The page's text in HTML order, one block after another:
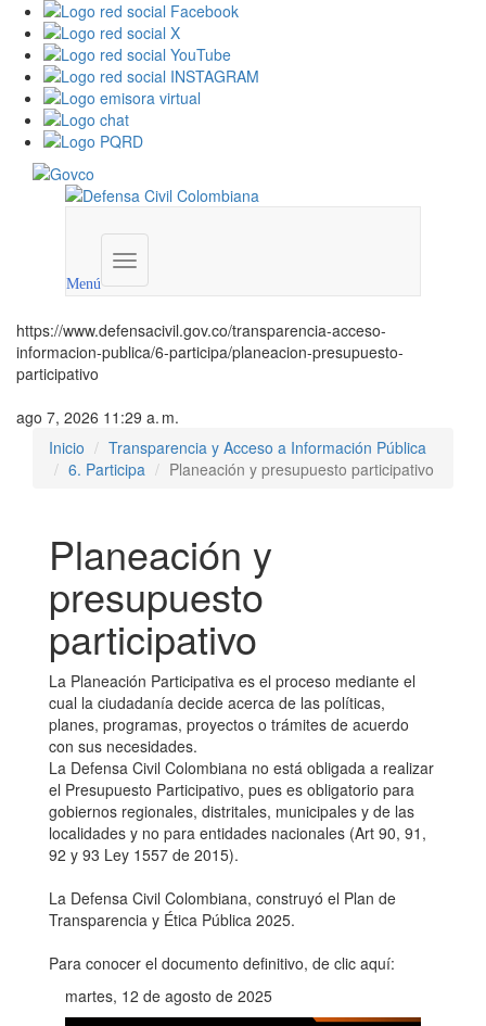
Menú
Menú
institucional
https://www.defensacivil.gov.co/transparencia-acceso-
informacion-publica/6-participa/planeacion-presupuesto-
participativo
ago 7, 2026 11:29 a. m.
Inicio
Transparencia y Acceso a Información Pública
6. Participa
Planeación y presupuesto participativo
Planeación y
presupuesto
participativo
La Planeación Participativa es el proceso mediante el
cual la ciudadanía decide acerca de las políticas,
planes, programas, proyectos o trámites de acuerdo
con sus necesidades.
La Defensa Civil Colombiana no está obligada a realizar
el Presupuesto Participativo, pues es obligatorio para
gobiernos regionales, distritales, municipales y de las
localidades y no para entidades nacionales (Art 90, 91,
92 y 93 Ley 1557 de 2015).
La Defensa Civil Colombiana, construyó el Plan de
Transparencia y Ética Pública 2025.
Para conocer el documento definitivo, de clic aquí:
martes, 12 de agosto de 2025